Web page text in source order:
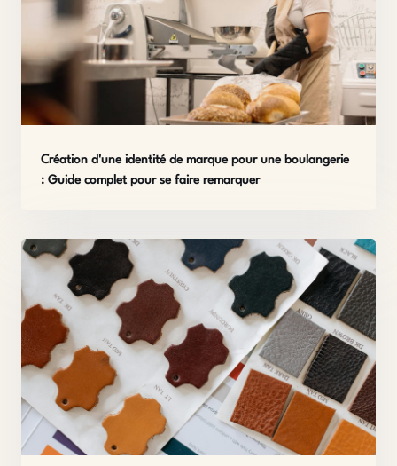
Création d'une identité de marque pour une boulangerie
: Guide complet pour se faire remarquer